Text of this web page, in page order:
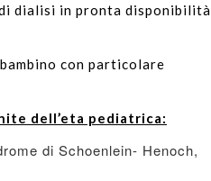
dialisi in pronta disponibilità
con particolare
dell’eta pediatrica:
di Schoenlein- Henoch,